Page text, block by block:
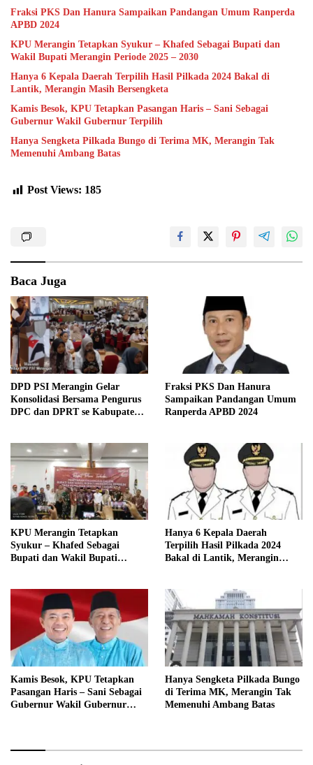
Fraksi PKS Dan Hanura Sampaikan Pandangan Umum Ranperda
APBD 2024
KPU Merangin Tetapkan Syukur – Khafed Sebagai Bupati dan
Wakil Bupati Merangin Periode 2025 – 2030
Hanya 6 Kepala Daerah Terpilih Hasil Pilkada 2024 Bakal di
Lantik, Merangin Masih Bersengketa
Kamis Besok, KPU Tetapkan Pasangan Haris – Sani Sebagai
Gubernur Wakil Gubernur Terpilih
Hanya Sengketa Pilkada Bungo di Terima MK, Merangin Tak
Memenuhi Ambang Batas
Post Views: 185
Baca Juga
DPD PSI Merangin Gelar
Konsolidasi Bersama Pengurus
DPC dan DPRT se Kabupaten
Fraksi PKS Dan Hanura
Sampaikan Pandangan Umum
Ranperda APBD 2024
KPU Merangin Tetapkan
Syukur – Khafed Sebagai
Bupati dan Wakil Bupati
Hanya 6 Kepala Daerah
Terpilih Hasil Pilkada 2024
Bakal di Lantik, Merangin
Kamis Besok, KPU Tetapkan
Pasangan Haris – Sani Sebagai
Gubernur Wakil Gubernur
Hanya Sengketa Pilkada Bungo
di Terima MK, Merangin Tak
Memenuhi Ambang Batas